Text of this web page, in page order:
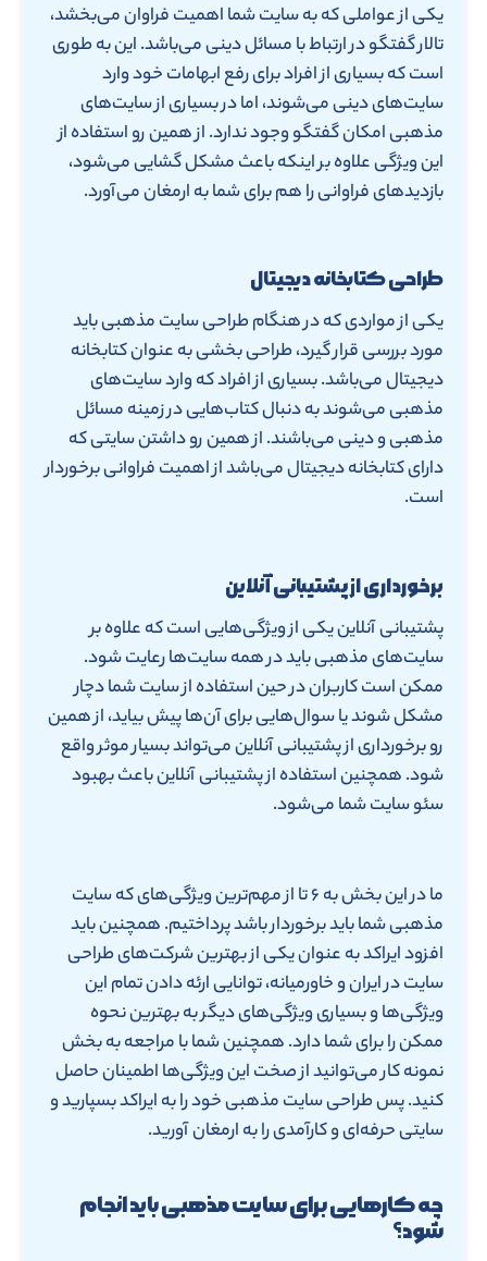
یکی از عواملی که به سایت شما اهمیت فراوان می‌بخشد،
تالار گفتگو در ارتباط با مسائل دینی می‌باشد. این به طوری
است که بسیاری از افراد برای رفع ابهامات خود وارد
سایت‌های دینی می‌شوند، اما در بسیاری از سایت‌های
مذهبی امکان گفتگو وجود ندارد. از همین رو استفاده از
این ویژگی علاوه بر اینکه باعث مشکل گشایی می‌شود،
بازدیدهای فراوانی را هم برای شما به ارمغان می‌آورد.
طراحی کتابخانه دیجیتال
یکی از مواردی که در هنگام طراحی سایت مذهبی باید
مورد بررسی قرار گیرد، طراحی بخشی به عنوان کتابخانه
دیجیتال می‌باشد. بسیاری از افراد که وارد سایت‌های
مذهبی می‌شوند به دنبال کتاب‌هایی در زمینه مسائل
مذهبی و دینی می‌باشند. از همین رو داشتن سایتی که
دارای کتابخانه دیجیتال می‌باشد از اهمیت فراوانی برخوردار
است.
برخورداری از پشتیبانی آنلاین
پشتیبانی آنلاین یکی از ویژگی‌هایی است که علاوه بر
سایت‌های مذهبی باید در همه سایت‌ها رعایت شود.
ممکن است کاربران در حین استفاده از سایت شما دچار
مشکل شوند یا سوال‌هایی برای آن‌ها پیش بیاید، از همین
رو برخورداری از پشتیبانی آنلاین می‌تواند بسیار موثر واقع
شود. همچنین استفاده از پشتیبانی آنلاین باعث بهبود
سئو سایت شما می‌شود.
ما در این بخش به ۶ تا از مهم‌ترین ویژگی‌های که سایت
مذهبی شما باید برخوردار باشد پرداختیم. همچنین باید
افزود ایراکد به عنوان یکی از بهترین شرکت‌های طراحی
سایت در ایران و خاورمیانه، توانایی ارئه دادن تمام این
ویژگی‌ها و بسیاری ویژگی‌های دیگر به بهترین نحوه
ممکن را برای شما دارد. همچنین شما با مراجعه به بخش
نمونه کار می‌توانید از صخت این ویژگی‌ها اطمینان حاصل
کنید. پس طراحی سایت مذهبی خود را به ایراکد بسپارید و
سایتی حرفه‌ای و کارآمدی را به ارمغان آورید.
چه کارهایی برای سایت مذهبی باید انجام
شود؟